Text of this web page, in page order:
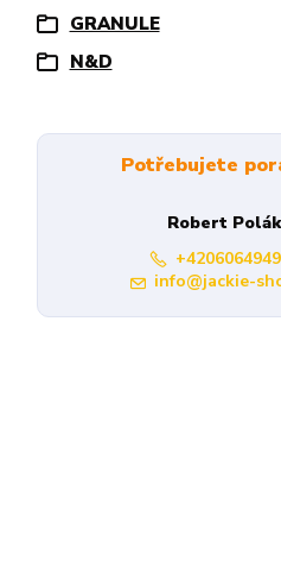
GRANULE
N&D
Potřebujete
Robert Polák
info@jackie-